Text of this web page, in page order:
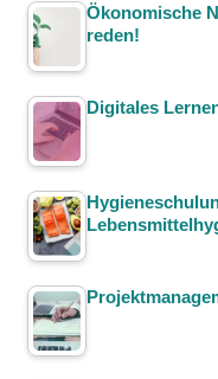
Ökonomische
reden!
Digitales